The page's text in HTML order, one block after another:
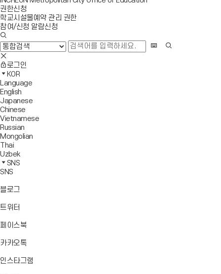
권한신청
학교시설물예약 관리 권한
참여/신청 알람신청
검
색
창
열
기
검
검
색
영
역
닫
기
사
이
트
맵
이
동
모
바
일
메
뉴
열
기
전
체
메
뉴
로그인
KOR
Language
English
Japanese
Chinese
Vietnamese
Russian
Mongolian
Thai
Uzbek
SNS
SNS
블로그
트위터
가
페이스북바
가
카카오톡바
가
인스타그램